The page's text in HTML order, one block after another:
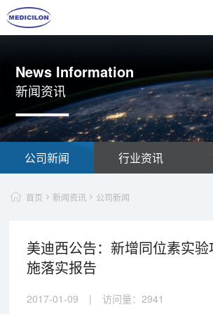
News Information
新闻资讯
公司新闻 行业资讯
首页 新闻资讯 公司新闻
美迪西公告：新增同位素实
施落实报告
2017-01-09 | 访问量： 2941